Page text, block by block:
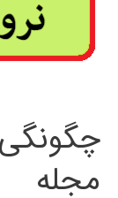
مجله